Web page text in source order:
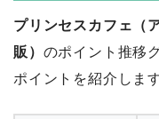
プリンセスカフェ（
販） のポイント推移
ポイントを紹介します